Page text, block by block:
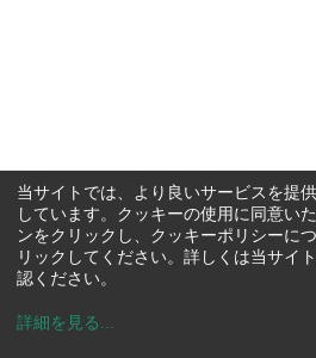
当サイトでは、より良いサービスを提
しています。クッキーの使用に同意い
ンをクリックし、クッキーポリシーに
リックしてください。詳しくは当サイ
認ください。
詳細を見る ...